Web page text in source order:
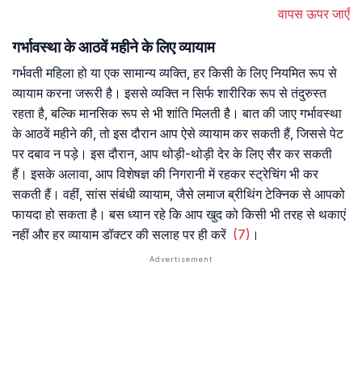
वापस ऊपर जाएँ
गर्भावस्था के आठवें महीने के लिए व्यायाम
गर्भवती महिला हो या एक सामान्य व्यक्ति, हर किसी के लिए नियमित रूप से
व्यायाम करना जरूरी है। इससे व्यक्ति न सिर्फ शारीरिक रूप से तंदुरुस्त
रहता है, बल्कि मानसिक रूप से भी शांति मिलती है। बात की जाए गर्भावस्था
के आठवें महीने की, तो इस दौरान आप ऐसे व्यायाम कर सकती हैं, जिससे पेट
पर दबाव न पड़े। इस दौरान, आप थोड़ी-थोड़ी देर के लिए सैर कर सकती
हैं। इसके अलावा, आप विशेषज्ञ की निगरानी में रहकर स्ट्रेचिंग भी कर
सकती हैं। वहीं, सांस संबंधी व्यायाम, जैसे लमाज ब्रीथिंग टेक्निक से आपको
फायदा हो सकता है। बस ध्यान रहे कि आप खुद को किसी भी तरह से थकाएं
नहीं और हर व्यायाम डॉक्टर की सलाह पर ही करें (7) ।